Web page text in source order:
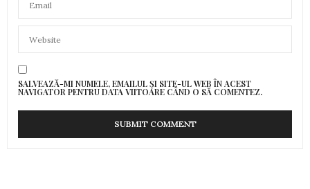
SALVEAZĂ-MI NUMELE, EMAILUL ȘI SITE-UL WEB ÎN ACEST
NAVIGATOR PENTRU DATA VIITOARE CÂND O SĂ COMENTEZ.